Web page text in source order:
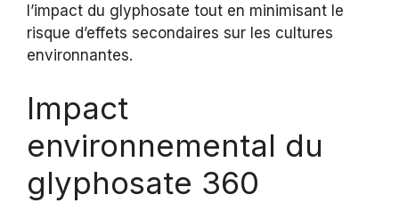
l’impact du glyphosate tout en minimisant le
risque d’effets secondaires sur les cultures
environnantes.
Impact
environnemental du
glyphosate 360